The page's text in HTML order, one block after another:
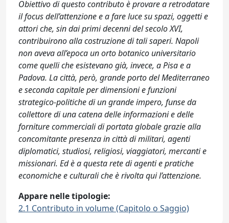
Obiettivo di questo contributo è provare a retrodatare
il focus dell’attenzione e a fare luce su spazi, oggetti e
attori che, sin dai primi decenni del secolo XVI,
contribuirono alla costruzione di tali saperi. Napoli
non aveva all’epoca un orto botanico universitario
come quelli che esistevano già, invece, a Pisa e a
Padova. La città, però, grande porto del Mediterraneo
e seconda capitale per dimensioni e funzioni
strategico-politiche di un grande impero, funse da
collettore di una catena delle informazioni e delle
forniture commerciali di portata globale grazie alla
concomitante presenza in città di militari, agenti
diplomatici, studiosi, religiosi, viaggiatori, mercanti e
missionari. Ed è a questa rete di agenti e pratiche
economiche e culturali che è rivolta qui l’attenzione.
Appare nelle tipologie:
2.1 Contributo in volume (Capitolo o Saggio)